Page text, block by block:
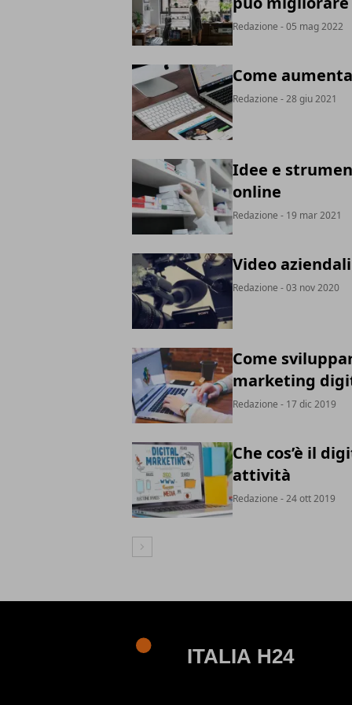
Redazione - 05 mag 2022
Come
Redazione - 28 giu 2021
Idee e
online
Redazione - 19 mar 2021
Video
Redazione - 03 nov 2020
Come
marketing
Redazione - 17 dic 2019
Che cos’è il
attività
Redazione - 24 ott 2019
Articolo Successivo